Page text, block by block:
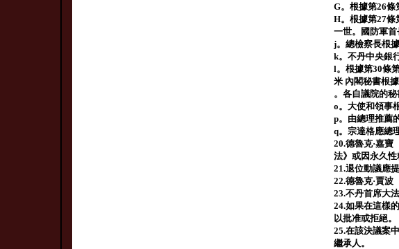
G。根據第26條
H。根據第27條
一世。國防軍
j。總檢察長根
k。不丹中央銀
l。根據第30條
米 內閣秘書根
。各自議院的
o。大使和領事
p。由總理推薦
q。宗達格應總
20.德魯克·嘉
法》或因永久性
21.退位動議應
22.德魯克·賈波
23.不丹首席大
24.如果在這樣
以批准或拒絕。
25.在該決議案
繼承人。